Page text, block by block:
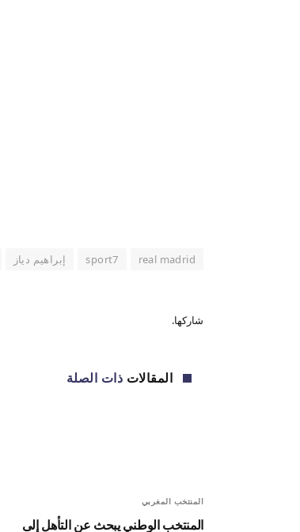
real madrid
sport7 إبراهيم دياز
شاركها.
المقالات ذات الصلة
المنتخب المغربي
المنتخب الوطني يبحث عن التأهل إلى